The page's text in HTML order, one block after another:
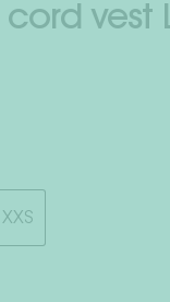
vest
XXS